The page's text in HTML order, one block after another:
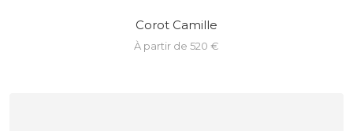
Corot Camille
à partir de 520 €